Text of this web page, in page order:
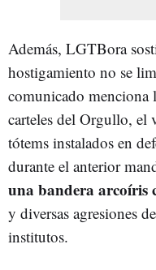
Además, LGTBora
hostigamiento no se
comunicado menciona
carteles del Orgullo, el
tótems instalados en
durante el anterior
una bandera arcoíris
y diversas agresiones
institutos.